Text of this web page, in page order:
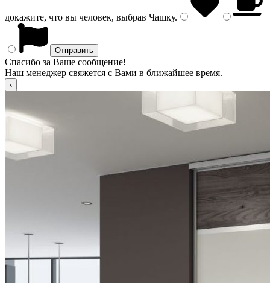
докажите, что вы человек, выбрав Чашку.
Спасибо за Ваше сообщение!
Наш менеджер свяжется с Вами в ближайшее время.